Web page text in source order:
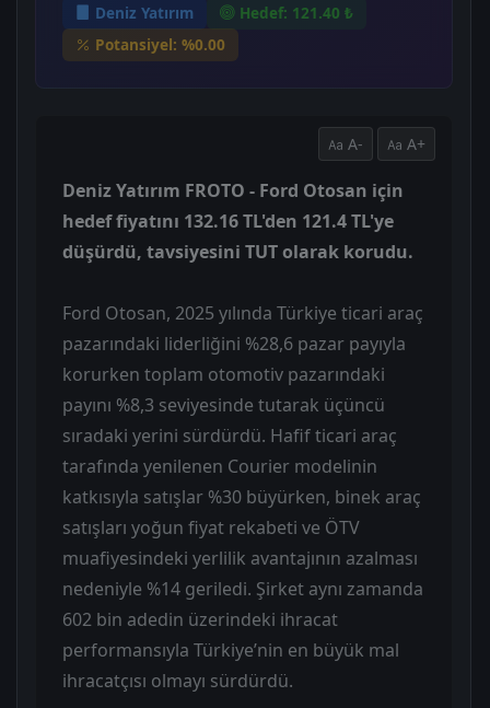
Deniz Yatırım
Hedef: 121.40 ₺
Potansiyel: %0.00
A- A+
Deniz Yatırım FROTO - Ford Otosan için
hedef fiyatını 132.16 TL'den 121.4 TL'ye
düşürdü, tavsiyesini TUT olarak korudu.
Ford Otosan, 2025 yılında Türkiye ticari araç
pazarındaki liderliğini %28,6 pazar payıyla
korurken toplam otomotiv pazarındaki
payını %8,3 seviyesinde tutarak üçüncü
sıradaki yerini sürdürdü. Hafif ticari araç
tarafında yenilenen Courier modelinin
katkısıyla satışlar %30 büyürken, binek araç
satışları yoğun fiyat rekabeti ve ÖTV
muafiyesindeki yerlilik avantajının azalması
nedeniyle %14 geriledi. Şirket aynı zamanda
602 bin adedin üzerindeki ihracat
performansıyla Türkiye’nin en büyük mal
ihracatçısı olmayı sürdürdü.